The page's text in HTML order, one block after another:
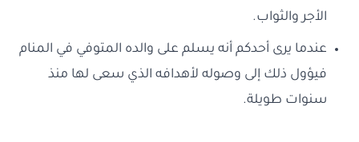
الأجر والثواب.
عندما يرى أحدكم أنه يسلم على والده المتوفي في المنام
فيؤول ذلك إلى وصوله لأهدافه الذي سعى لها منذ
سنوات طويلة.